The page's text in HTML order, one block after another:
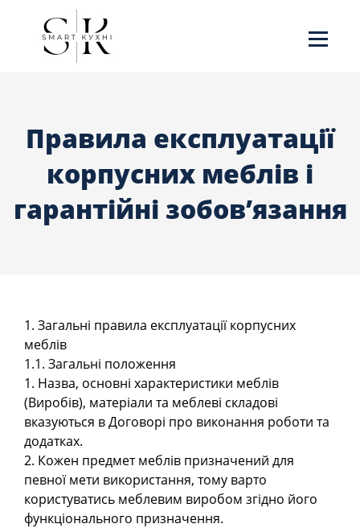
Правила експлуатації
корпусних меблів і
гарантійні зобов’язання
1. Загальні правила експлуатації корпусних
меблів
1.1. Загальні положення
1. Назва, основні характеристики меблів
(Виробів), матеріали та меблеві складові
вказуються в Договорі про виконання роботи та
додатках.
2. Кожен предмет меблів призначений для
певної мети використання, тому варто
користуватись меблевим виробом згідно його
функціонального призначення.